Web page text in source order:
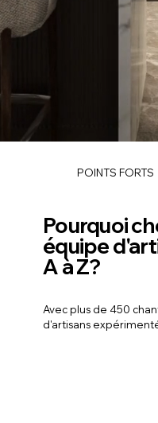
POINTS FORTS
Pourquoi
équipe
A à Z?
Avec plus de 450
d'artisans